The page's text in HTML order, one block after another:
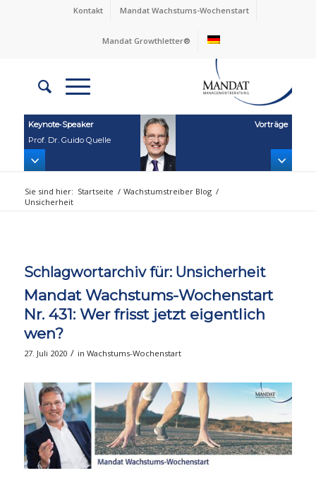
Kontakt Mandat Wachstums-Wochenstart
Mandat Growthletter®
Keynote‑Speaker
Prof. Dr. Guido Quelle
Vorträge
Sie sind hier: Startseite / Wachstumstreiber Blog /
Unsicherheit
Schlagwortarchiv für: Unsicherheit
Mandat Wachstums-Wochenstart
Nr. 431: Wer frisst jetzt eigentlich
wen?
27. Juli 2020 / in Wachstums-Wochenstart